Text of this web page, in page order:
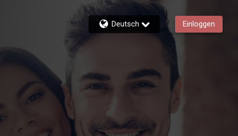
Deutsch Einloggen